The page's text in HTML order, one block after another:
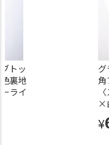
トッ
裏地
ライ
光沢 マイクロ三
入り（水着素材
ラビアのマイクロ三
ブラ ライン入り〈ス
レッチレザー黒×白
×
¥